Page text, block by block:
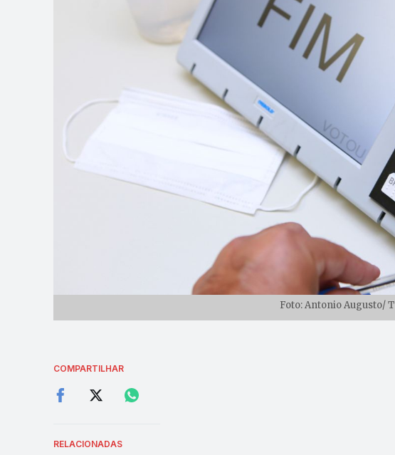
Foto: Antonio Augusto/
COMPARTILHAR
RELACIONADAS